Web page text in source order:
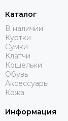
Каталог
В наличии
Куртки
Сумки
Клатчи
Кошельки
Обувь
Аксессуары
Кожа
Информация